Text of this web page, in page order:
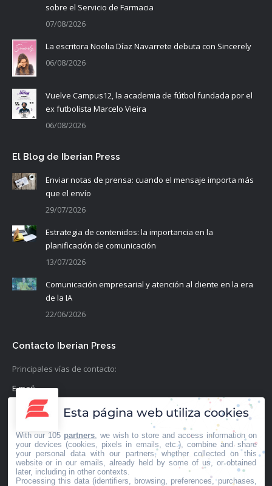
sobre el Servicio de Farmacia
07/08/2026
La escritora Noelia Díaz Navarrete debuta con Sincerely
06/08/2026
Vuelve Campus12, la academia de fútbol fundada por el
ex futbolista Marcelo Vieira
06/08/2026
El Blog de Iberian Press
Enviar notas de prensa: cuando el mensaje importa más
que el envío
29/07/2026
Estrategia de contenidos: la importancia en la
planificación de comunicación
13/07/2026
Comunicación empresarial y atención al cliente en la era
de la IA
22/06/2026
Contacto Iberian Press
Principales vías de contacto:
E-mail:
info@iberianpress.es
+34 911863556
Fax:
+34 911863556
Esta página web utiliza cookies
With our 105 partners , we wish to store and access information on
your devices (cookies, pixels in emails, etc.), combine and share
your personal data with our partners, whether collected on this
website or in our emails, already held by some of us, or obtained
later, including in other contexts.
Processing this data (identifiers, browsing, preferences, purchases,